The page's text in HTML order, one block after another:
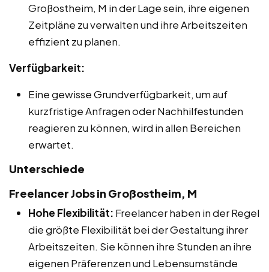
Großostheim, M in der Lage sein, ihre eigenen
Zeitpläne zu verwalten und ihre Arbeitszeiten
effizient zu planen.
Verfügbarkeit:
Eine gewisse Grundverfügbarkeit, um auf
kurzfristige Anfragen oder Nachhilfestunden
reagieren zu können, wird in allen Bereichen
erwartet.
Unterschiede
Freelancer Jobs in Großostheim, M
Hohe Flexibilität: Freelancer haben in der Regel
die größte Flexibilität bei der Gestaltung ihrer
Arbeitszeiten. Sie können ihre Stunden an ihre
eigenen Präferenzen und Lebensumstände